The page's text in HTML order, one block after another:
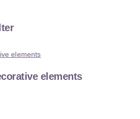
elements